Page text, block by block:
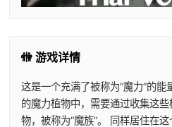
🚻 游戏详情
这是一个充满了被称为“魔力”的
的魔力植物中，需要通过收集这
物，被称为“魔族”。 同样居住在